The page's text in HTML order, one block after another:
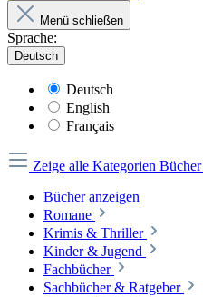
Menü schließen
Sprache:
Deutsch
Deutsch
English
Français
Zeige alle Kategorien Bücher
Bücher anzeigen
Romane
Krimis & Thriller
Kinder & Jugend
Fachbücher
Sachbücher & Ratgeber